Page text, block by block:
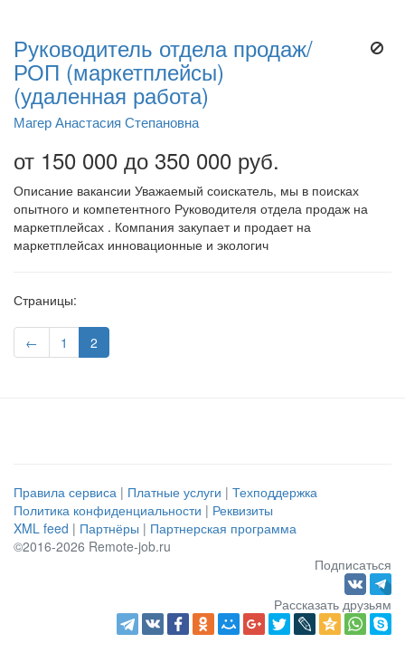
Руководитель отдела продаж/
РОП (маркетплейсы)
(удаленная работа)
Магер Анастасия Степановна
от 150 000 до 350 000 руб.
Описание вакансии Уважаемый соискатель, мы в поисках
опытного и компетентного Руководителя отдела продаж на
маркетплейсах . Компания закупает и продает на
маркетплейсах инновационные и экологич
Страницы:
← 1 2
Правила сервиса | Платные услуги | Техподдержка
Политика конфиденциальности | Реквизиты
XML feed | Партнёры | Партнерская программа
©2016-2026 Remote-job.ru
Подписаться
Рассказать друзьям